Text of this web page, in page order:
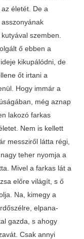
életét. De a
szemben.
ő ebben a
kikupálódni, de
őt irtani a
Hogy immár a
még aznap
lakozó farkas
Nem is kellett
messziről látta régi,
teher nyomja a
Mivel a farkas lát a
előre világít, s ő
Na, kimegy a
elpana­
gazda, s ahogy
Csak annyi